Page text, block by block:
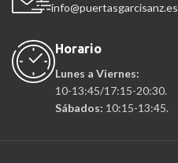
info@puertasgarcisanz.es
Horario
Lunes a Viernes:
10-13:45/17:15-20:30.
Sábados: 10:15-13:45.